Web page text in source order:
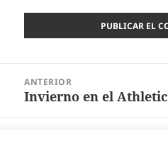
entradas
ANTERIOR
Entrada
Invierno en el Athletic